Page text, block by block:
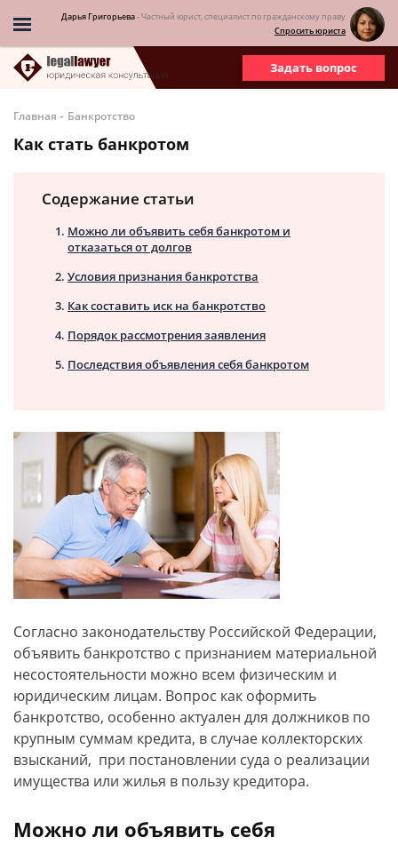
Дарья Григорьева- Частный юрист, специалист по гражданскому праву
Спросить юриста
Задать вопрос
Главная - Банкротство
Как стать банкротом
Содержание статьи
Можно ли объявить себя банкротом и
отказаться от долгов
Условия признания банкротства
Как составить иск на банкротство
Порядок рассмотрения заявления
Последствия объявления себя банкротом
Согласно законодательству Российской Федерации,
объявить банкротство с признанием материальной
несостоятельности можно всем физическим и
юридическим лицам. Вопрос как оформить
банкротство, особенно актуален для должников по
крупным суммам кредита, в случае коллекторских
взысканий, при постановлении суда о реализации
имущества или жилья в пользу кредитора.
Можно ли объявить себя